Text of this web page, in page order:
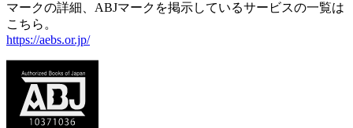
マークの詳細、ABJマークを掲示しているサービスの一覧は
こちら。
https://aebs.or.jp/